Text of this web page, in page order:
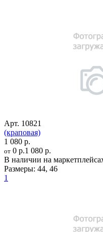
Арт. 10821
(краповая)
1 080 р.
от 0 р.1 080 р.
В наличии на
Размеры: 44, 46
1